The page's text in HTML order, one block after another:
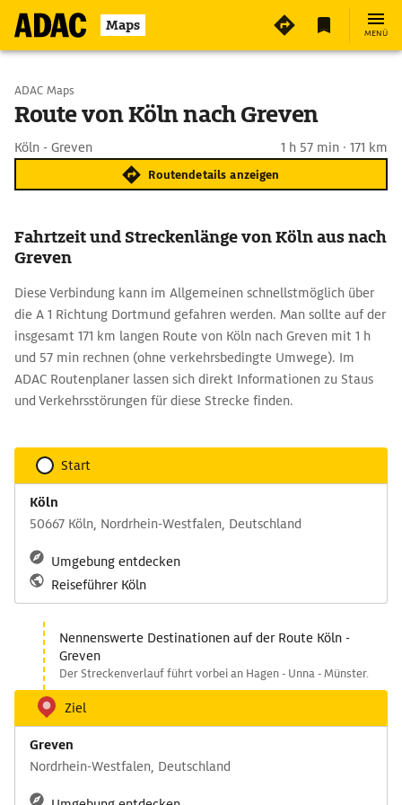
Maps MENÜ
Start wählen
ADAC Maps
Route von Köln nach Greven
Köln - Greven 1 h 57 min · 171 km
Routendetails anzeigen
Fahrtzeit und Streckenlänge von Köln aus nach
Greven
Diese Verbindung kann im Allgemeinen schnellstmöglich über
die A 1 Richtung Dortmund gefahren werden. Man sollte auf der
insgesamt 171 km langen Route von Köln nach Greven mit 1 h
und 57 min rechnen (ohne verkehrsbedingte Umwege). Im
ADAC Routenplaner lassen sich direkt Informationen zu Staus
und Verkehrsstörungen für diese Strecke finden.
Start
Köln
50667 Köln, Nordrhein-Westfalen, Deutschland
Umgebung entdecken
Reiseführer Köln
Nennenswerte Destinationen auf der Route Köln -
Greven
Der Streckenverlauf führt vorbei an Hagen - Unna - Münster.
Ziel
Greven
Nordrhein-Westfalen, Deutschland